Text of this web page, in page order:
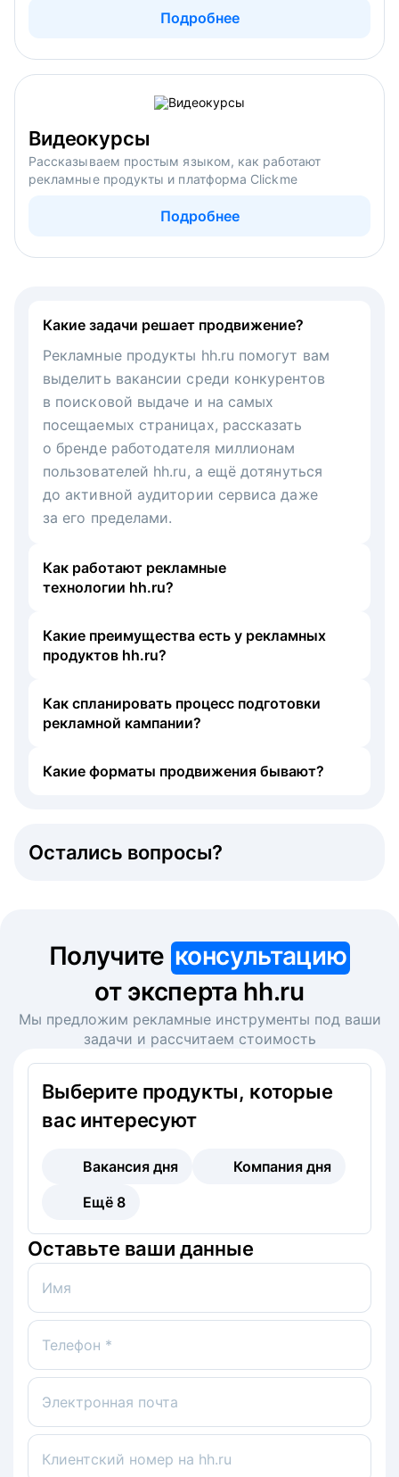
Подробнее
Видеокурсы
Рассказываем простым языком, как работают
рекламные продукты и платформа Clickme
Подробнее
Какие задачи решает продвижение?
Рекламные продукты hh.ru помогут вам
выделить вакансии среди конкурентов
в поисковой выдаче и на самых
посещаемых страницах, рассказать
о бренде работодателя миллионам
пользователей hh.ru, а ещё дотянуться
до активной аудитории сервиса даже
за его пределами.
Как работают рекламные
технологии hh.ru?
Какие преимущества есть у рекламных
продуктов hh.ru?
Как спланировать процесс подготовки
рекламной кампании?
Какие форматы продвижения бывают?
Остались вопросы?
Получите консультацию
от эксперта hh.ru
Мы предложим рекламные инструменты под ваши
задачи и рассчитаем стоимость
Выберите продукты, которые
вас интересуют
Вакансия дня
Компания дня
Ещё 8
Оставьте ваши данные
Имя
Телефон *
Электронная почта
Клиентский номер на hh.ru